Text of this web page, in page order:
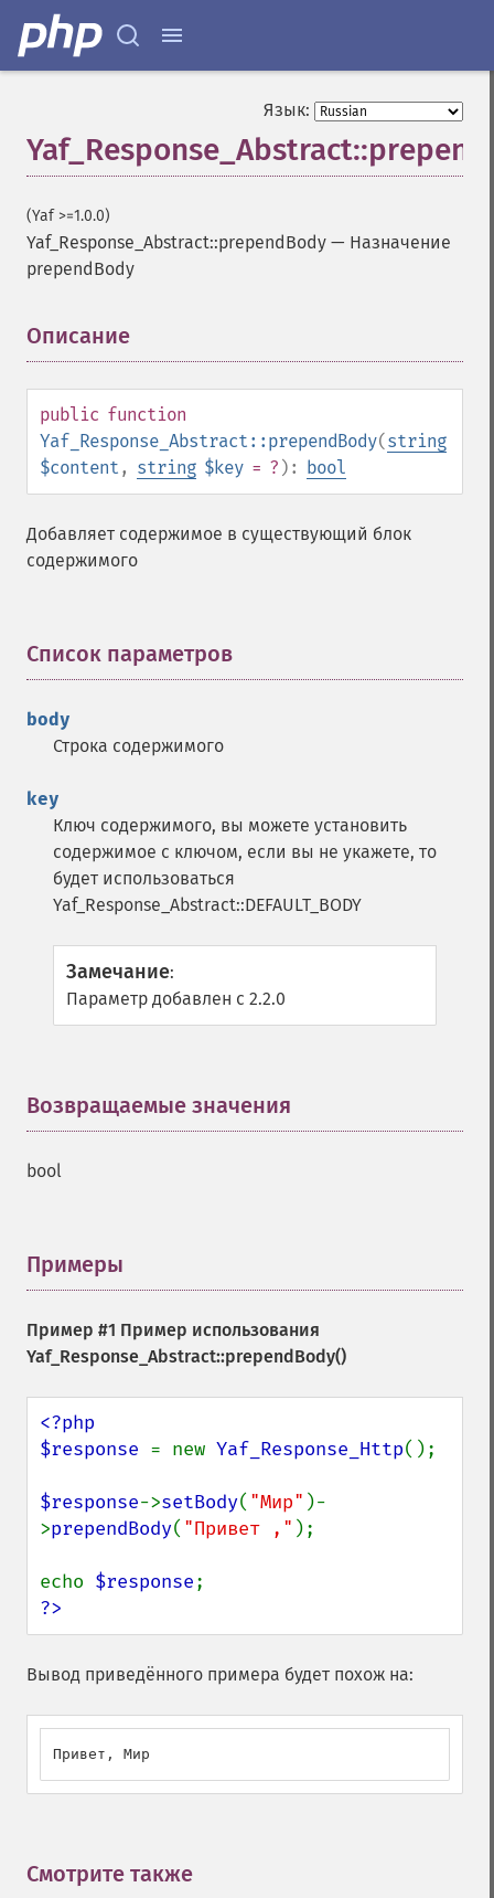
Язык:
(Yaf >=1.0.0)
Yaf_Response_Abstract::prependBody — Назначение
prependBody
Описание
public function
Yaf_Response_Abstract::prependBody(string
$content , string $key = ? ): bool
Добавляет содержимое в существующий блок
содержимого
Список параметров
body
Строка содержимого
key
Ключ содержимого, вы можете установить
содержимое с ключом, если вы не укажете, то
будет использоваться
Yaf_Response_Abstract::DEFAULT_BODY
Замечание:
Параметр добавлен с 2.2.0
Возвращаемые значения
bool
Примеры
Пример #1 Пример использования
Yaf_Response_Abstract::prependBody()
<?php
$response = new Yaf_Response_Http();
$response->setBody( "Мир" )-
>prependBody( "Привет ," );
echo $response
?>
Вывод приведённого примера будет похож на:
Привет, Мир
Смотрите также